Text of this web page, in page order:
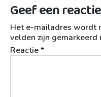
Geef een reactie
Het e-mailadres wordt
velden zijn gemarkeerd
Reactie*